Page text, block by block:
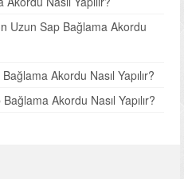
Uzun Sap Bağlama Akordu
Akordu Nasıl Yapılır?
Akordu Nasıl Yapılır?